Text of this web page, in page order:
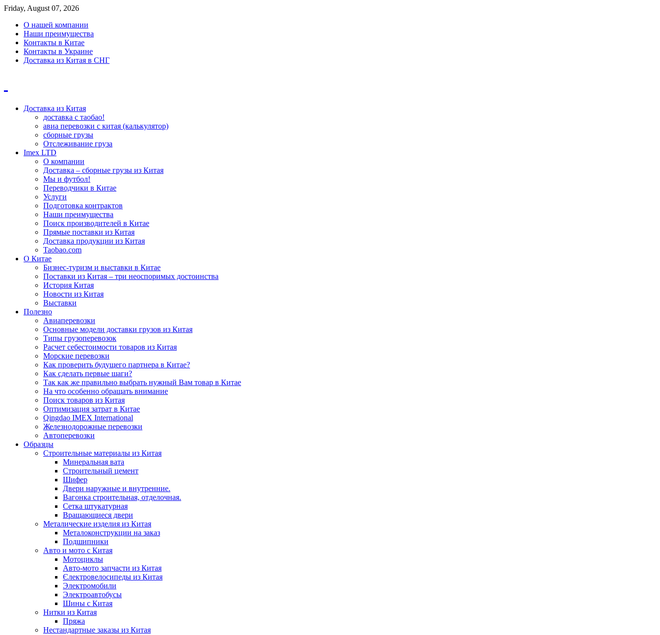
Friday, August 07, 2026
О нашей компании
Наши преимущества
Контакты в Китае
Контакты в Украине
Доставка из Китая в СНГ
Доставка из Китая
доставка с таобао!
авиа перевозки с китая (калькулятор)
сборные грузы
Отслеживание груза
Imex LTD
О компании
Доставка – сборные грузы из Китая
Мы и футбол!
Переводчики в Китае
Услуги
Подготовка контрактов
Наши преимущества
Поиск производителей в Китае
Прямые поставки из Китая
Доставка продукции из Китая
Taobao.com
О Китае
Бизнес-туризм и выставки в Китае
Поставки из Китая – три неоспоримых достоинства
История Китая
Новости из Китая
Выставки
Полезно
Авиаперевозки
Основные модели доставки грузов из Китая
Типы грузоперевозок
Расчет себестоимости товаров из Китая
Морские перевозки
Как проверить будущего партнера в Китае?
Как сделать первые шаги?
Так как же правильно выбрать нужный Вам товар в Китае
На что особенно обращать внимание
Поиск товаров из Китая
Оптимизация затрат в Китае
Qingdao IMEX International
Железнодорожные перевозки
Автоперевозки
Образцы
Строительные материалы из Китая
Минеральная вата
Строительный цемент
Шифер
Двери наружные и внутренние.
Вагонка строительная, отделочная.
Сетка штукатурная
Вращающиеся двери
Металические изделия из Китая
Металоконструкции на заказ
Подшипники
Авто и мото с Китая
Мотоциклы
Авто-мото запчасти из Китая
Єлектровелосипеды из Китая
Электромобили
Электроавтобусы
Шины с Китая
Нитки из Китая
Пряжа
Нестандартные заказы из Китая